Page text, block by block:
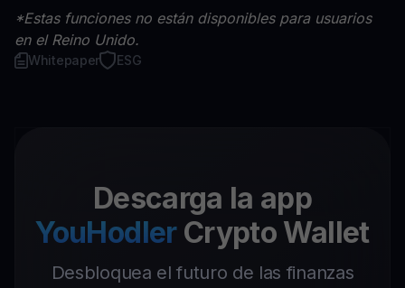
*Estas funciones no están disponibles para usuarios
en el Reino Unido.
Whitepaper ESG
Descarga la app
YouHodler Crypto Wallet
Desbloquea el futuro de las finanzas